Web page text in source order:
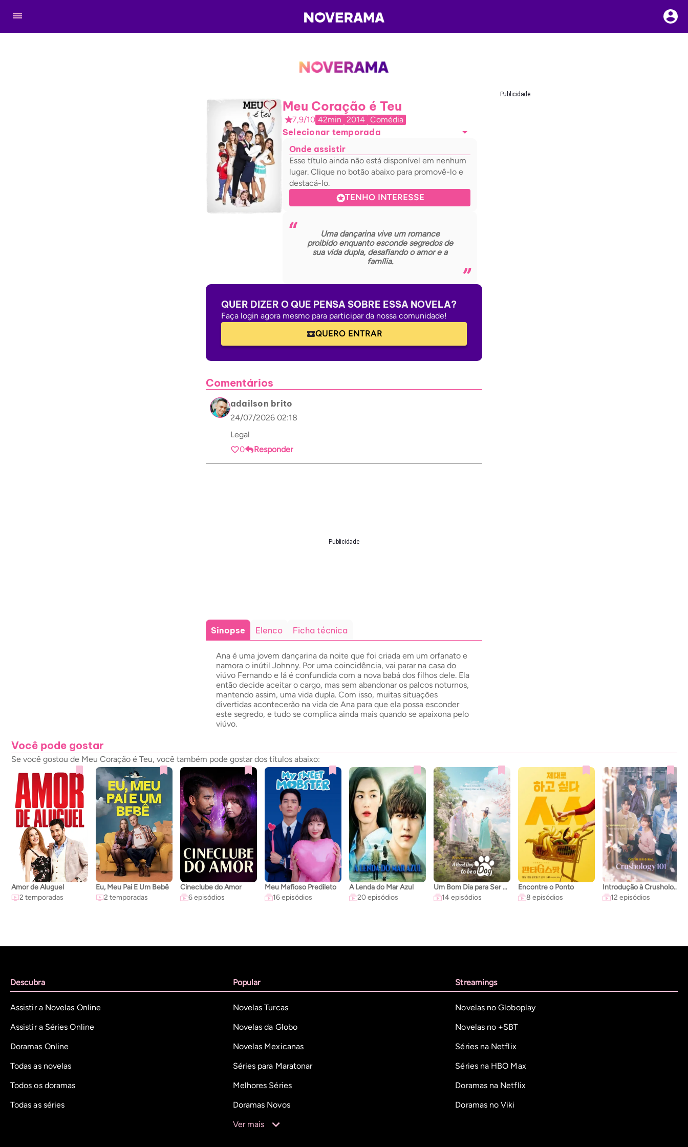
Publicidade
Meu Coração é Teu
7,9/10 42min 2014 Comédia
Selecionar temporada
Onde assistir
Esse título ainda não está disponível em nenhum
lugar. Clique no botão abaixo para promovê-lo e
destacá-lo.
TENHO INTERESSE
Uma dançarina vive um romance
proibido enquanto esconde segredos de
sua vida dupla, desafiando o amor e a
família.
QUER DIZER O QUE PENSA SOBRE ESSA NOVELA?
Faça login agora mesmo para participar da nossa comunidade!
QUERO ENTRAR
Comentários
adailson brito
24/07/2026 02:18
Legal
0
Responder
Publicidade
Sinopse Elenco Ficha técnica
Ana é uma jovem dançarina da noite que foi criada em um orfanato e
namora o inútil Johnny. Por uma coincidência, vai parar na casa do
viúvo Fernando e lá é confundida com a nova babá dos filhos dele. Ela
então decide aceitar o cargo, mas sem abandonar os palcos noturnos,
mantendo assim, uma vida dupla. Com isso, muitas situações
divertidas acontecerão na vida de Ana para que ela possa esconder
este segredo, e tudo se complica ainda mais quando se apaixona pelo
viúvo.
Você pode gostar
Se você gostou de Meu Coração é Teu, você também pode gostar dos títulos abaixo:
Amor de Aluguel
2 temporadas
Eu, Meu Pai E Um Bebê
2 temporadas
Cineclube do Amor
6 episódios
Meu Mafioso Predileto
16 episódios
A Lenda do Mar Azul
20 episódios
Um Bom Dia para Ser um Cachorro
14 episódios
Encontre o Ponto
8 episódios
Introdução à Crushologia
12 episódios
Descubra
Assistir a Novelas Online
Assistir a Séries Online
Doramas Online
Todas as novelas
Todos os doramas
Todas as séries
Popular
Novelas Turcas
Novelas da Globo
Novelas Mexicanas
Séries para Maratonar
Melhores Séries
Doramas Novos
Ver mais
Streamings
Novelas no Globoplay
Novelas no +SBT
Séries na Netflix
Séries na HBO Max
Doramas na Netflix
Doramas no Viki